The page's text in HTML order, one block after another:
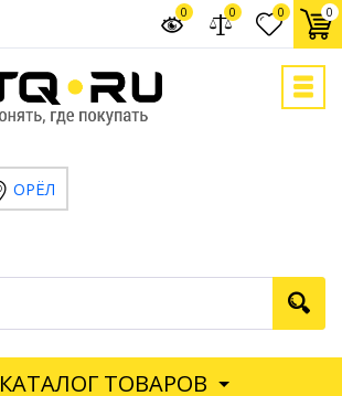
0 0
0 0
ОРЁЛ
КАТАЛОГ ТОВАРОВ